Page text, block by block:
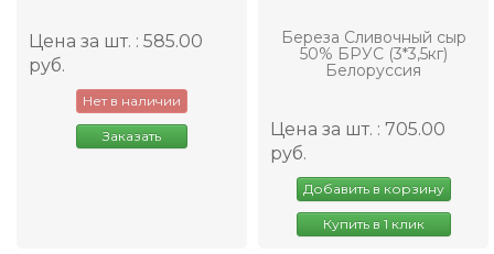
Цена за шт. : 585.00
руб.
Нет в наличии
Заказать
Береза Сливочный сыр
50% БРУС (3*3,5кг)
Белоруссия
Цена за шт. : 705.00
руб.
Добавить в корзину
Купить в 1 клик